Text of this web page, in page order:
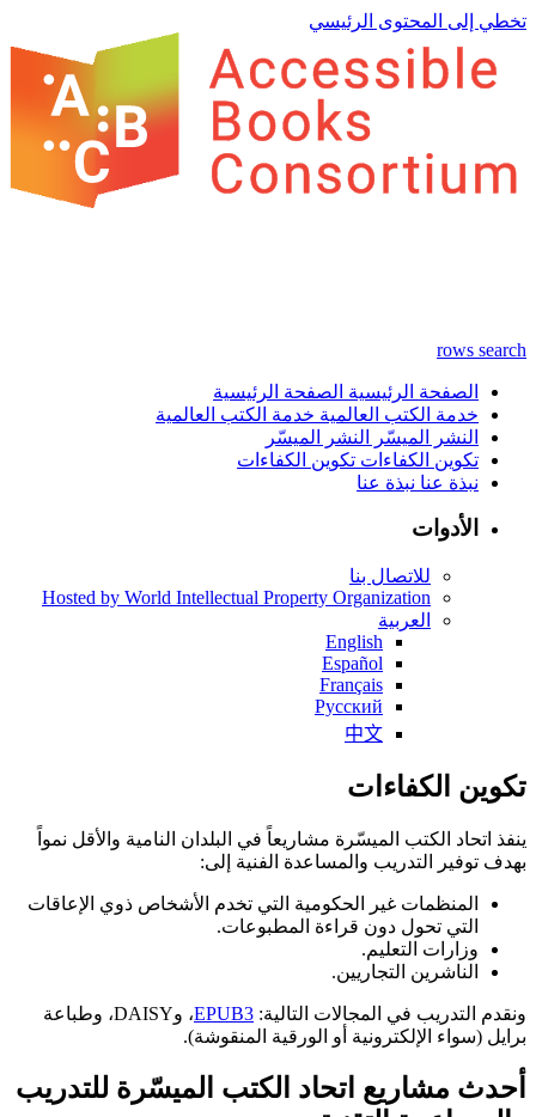
تخطي إلى المحتوى الرئيسي
rows search
الصفحة الرئيسية الصفحة الرئيسية
خدمة الكتب العالمية خدمة الكتب العالمية
النشر الميسّر
النشر الميسّر
تكوين الكفاءات تكوين الكفاءات
نبذة عنا نبذة عنا
الأدوات
للاتصال بنا
Hosted by World Intellectual Property Organization
العربية
English
Español
Français
Русский
中文
تكوين الكفاءات
ينفذ اتحاد الكتب الميسّرة مشاريعاً في البلدان النامية والأقل نمواً
بهدف توفير التدريب والمساعدة الفنية إلى:
المنظمات غير الحكومية التي تخدم الأشخاص ذوي الإعاقات
التي تحول دون قراءة المطبوعات.
وزارات التعليم.
الناشرين التجاريين.
ونقدم التدريب في المجالات التالية: EPUB3
، وDAISY، وطباعة
برايل (سواء الإلكترونية أو الورقية المنقوشة).
أحدث مشاريع اتحاد الكتب الميسّرة للتدريب